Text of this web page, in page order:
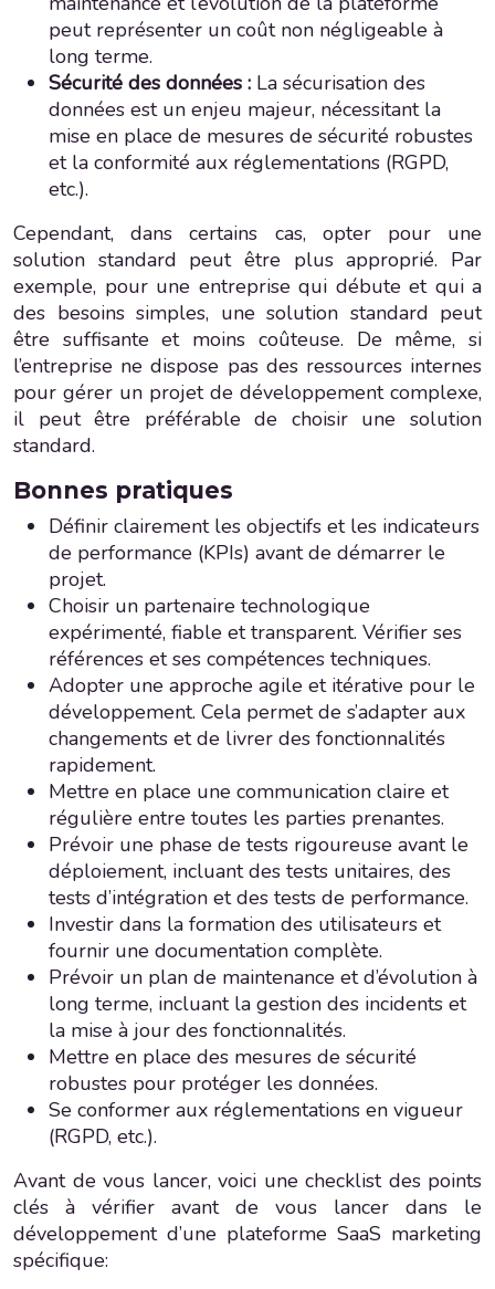
peut représenter un coût non négligeable à
long terme.
Sécurité des données : La sécurisation des
données est un enjeu majeur, nécessitant la
mise en place de mesures de sécurité robustes
et la conformité aux réglementations (RGPD,
etc.).
Cependant, dans certains cas, opter pour une
solution standard peut être plus approprié. Par
exemple, pour une entreprise qui débute et qui a
des besoins simples, une solution standard peut
être suffisante et moins coûteuse. De même, si
l’entreprise ne dispose pas des ressources internes
pour gérer un projet de développement complexe,
il peut être préférable de choisir une solution
standard.
Bonnes pratiques
Définir clairement les objectifs et les indicateurs
de performance (KPIs) avant de démarrer le
projet.
Choisir un partenaire technologique
expérimenté, fiable et transparent. Vérifier ses
références et ses compétences techniques.
Adopter une approche agile et itérative pour le
développement. Cela permet de s’adapter aux
changements et de livrer des fonctionnalités
rapidement.
Mettre en place une communication claire et
régulière entre toutes les parties prenantes.
Prévoir une phase de tests rigoureuse avant le
déploiement, incluant des tests unitaires, des
tests d’intégration et des tests de performance.
Investir dans la formation des utilisateurs et
fournir une documentation complète.
Prévoir un plan de maintenance et d’évolution à
long terme, incluant la gestion des incidents et
la mise à jour des fonctionnalités.
Mettre en place des mesures de sécurité
robustes pour protéger les données.
Se conformer aux réglementations en vigueur
(RGPD, etc.).
Avant de vous lancer, voici une checklist des points
clés à vérifier avant de vous lancer dans le
développement d’une plateforme SaaS marketing
spécifique: